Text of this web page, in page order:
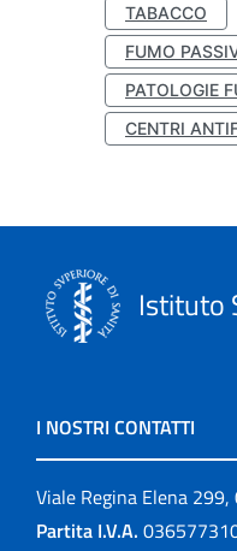
TABACCO
FUMO
PATOLOGIE
CENTRI
Istituto
I NOSTRI CONTATTI
Viale Regina Elena
Partita I.V.A.